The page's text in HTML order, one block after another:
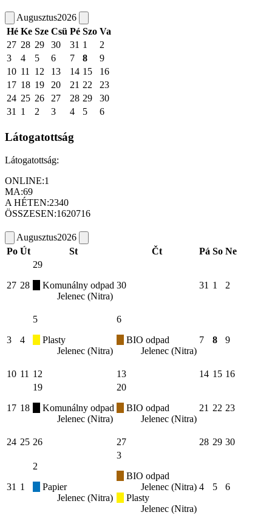
Augusztus2026
Hé Ke Sze Csü Pé Szo Va
27 28 29 30 31 1
2
3
4 5 6 7 8
9
10 11 12 13 14 15
16
17 18 19 20 21 22
23
24 25 26 27 28 29
30
31
1 2 3 4 5 6
Látogatottság
Látogatottság:
ONLINE:1
MA:69
A HÉTEN:2340
ÖSSZESEN:1620716
Augusztus2026
Po Út St Čt Pá So Ne
27 28
29
Komunálny odpad
Jelenec (Nitra)
30 31 1 2
3 4
5
Plasty
Jelenec (Nitra)
6
BIO odpad
Jelenec (Nitra)
7 8 9
10 11 12 13 14 15 16
17 18
19
Komunálny odpad
Jelenec (Nitra)
20
BIO odpad
Jelenec (Nitra)
21 22 23
24 25 26 27 28 29 30
31 1
2
Papier
Jelenec (Nitra)
3
BIO odpad
Jelenec (Nitra)
Plasty
Jelenec (Nitra)
4 5 6